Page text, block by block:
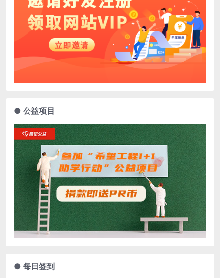
● 公益项目
● 每日签到